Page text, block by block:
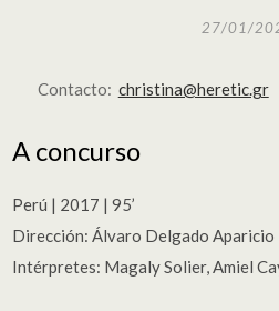
27/01/
Contacto: christina@heretic.gr
A concurso
Perú | 2017 | 95’
Dirección: Álvaro Delgado Aparicio
Intérpretes: Magaly Solier, Amiel